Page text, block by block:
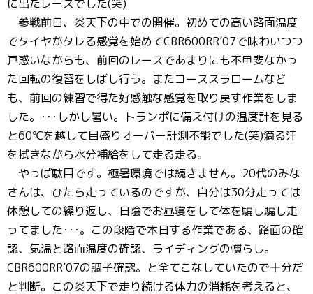
に出たレースでした(笑)
参戦前日、炎天下の中での開催。初めての高い路面温度
でタイヤがタレる感覚を始めてCBR600RR’07で味わいつつ
戸惑いながらも、前回のレースであまりにも不甲斐なかっ
た回転の復習をしばし行う。またコーススラロームなど
も、前回の練習で得た好感触な感覚を取り戻す作業をしま
した。･･･しかし暑い。トランポに備え付けの温度計を見る
と60℃を越して目盛りオーバー計測不能でした(笑)滴る汗
を拭きながら水分補給をして走る走る。
やっぱ駄目です。極暑環境では続きません。20代のみな
さんは、ひたら走っているのですが、自分は30分走っては
休憩しての繰り返し、日陰でお昼寝をして体を騙し騙し走
ってました･･･。この段階で本日する作業である、路面の確
認、気温と路面温度の確認、ライディングの慣らし。
CBR600RR’07の調子確認。と全てこなしていたので十分だ
と判断。この炎天下で走り続ける体力の消耗を考えると、